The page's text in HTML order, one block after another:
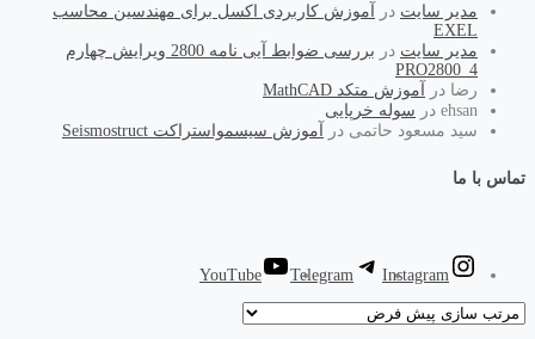
مدیر سایت در آموزش کاربردی اکسل برای مهندسین محاسب
EXEL
مدیر سایت در
بررسی ضوابط آیی نامه 2800 ویرایش چهارم
PRO2800_4
رضا در آموزش متکد MathCAD
ehsan در سوله خرپایی
سید مسعود حاتمی در آموزش سیسمواستراکت Seismostruct
تماس با ما
Instagram
Telegram
YouTube